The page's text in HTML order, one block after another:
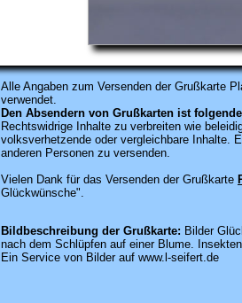
Alle Angaben zum Versenden der Grußkarte
verwendet.
Den Absendern von Grußkarten ist
Rechtswidrige Inhalte zu verbreiten wie
volksverhetzende oder vergleichbare Inhalte.
anderen Personen zu versenden.
Vielen Dank für das Versenden der Grußkarte
Glückwünsche".
Bildbeschreibung der Grußkarte: Bilder
nach dem Schlüpfen auf einer Blume.
Ein Service von Bilder auf www.l-seifert.de